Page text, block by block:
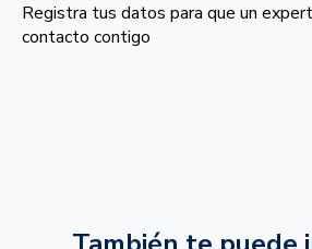
Registra tus datos para que un
contacto contigo